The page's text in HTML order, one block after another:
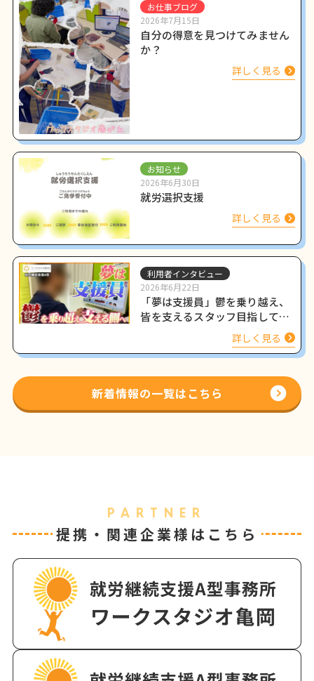
お仕事ブログ
2026年7月15日
自分の得意を見つけてみません
か？
詳しく見る
お知らせ
2026年6月30日
就労選択支援
詳しく見る
利用者インタビュー
2026年6月22日
「夢は支援員」鬱を乗り越え、
皆を支えるスタッフ目指して働
く姿をインタビュー詳しく見る
新着情報の一覧はこちら
PARTNER
提携・関連企業様はこちら